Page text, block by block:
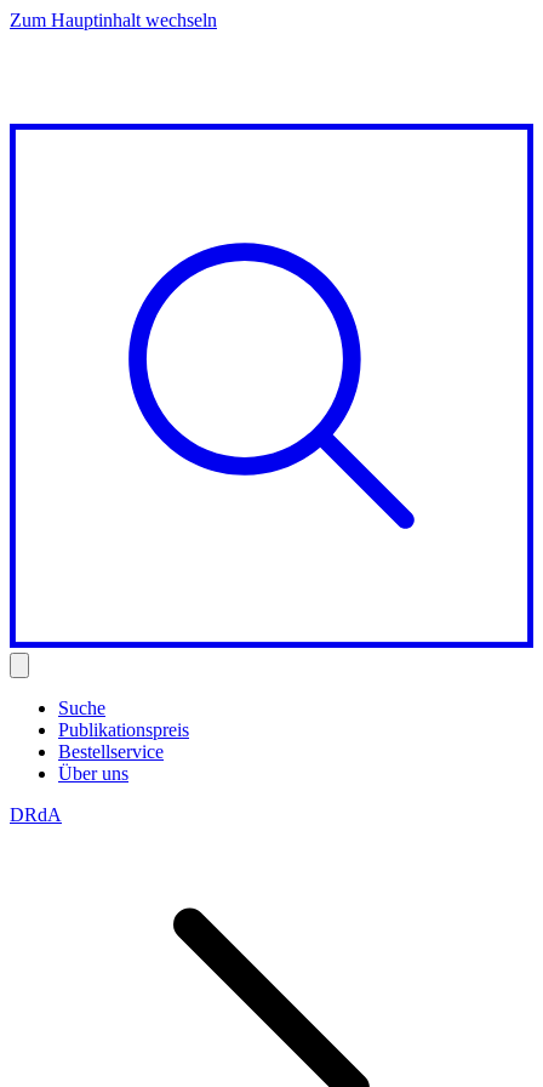
Zum Hauptinhalt wechseln
Suche
Publikationspreis
Bestellservice
Über uns
DRdA